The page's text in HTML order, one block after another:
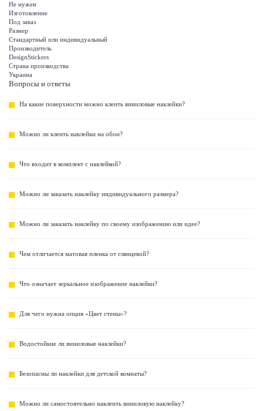
Не нужен
Изготовление
Под заказ
Размер
Стандартный или индивидуальный
Производитель
DesignStickers
Страна производства
Украина
Вопросы и ответы
На какие поверхности можно клеить виниловые наклейки?
Можно ли клеить наклейки на обои?
Что входит в комплект с наклейкой?
Можно ли заказать наклейку индивидуального размера?
Можно ли заказать наклейку по своему изображению или идее?
Чем отличается матовая пленка от глянцевой?
Что означает зеркальное изображение наклейки?
Для чего нужна опция «Цвет стены»?
Водостойкие ли виниловые наклейки?
Безопасны ли наклейки для детской комнаты?
Можно ли самостоятельно наклеить виниловую наклейку?